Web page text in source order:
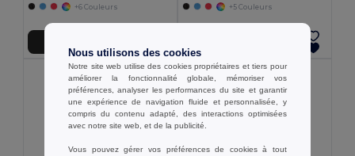
+6 Couleurs
+5 Couleurs
Nous utilisons des cookies
Notre site web utilise des cookies propriétaires et tiers pour
améliorer la fonctionnalité globale, mémoriser vos
préférences, analyser les performances du site et garantir
une expérience de navigation fluide et personnalisée, y
compris du contenu adapté, des interactions optimisées
avec notre site web, et de la publicité.
Vous pouvez gérer vos préférences de cookies à tout